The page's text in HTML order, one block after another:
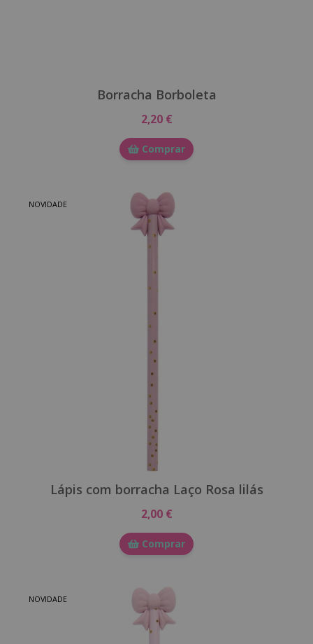
Borracha Borboleta
2,20 €
Comprar
NOVIDADE
Lápis com borracha Laço Rosa lilás
2,00 €
Comprar
NOVIDADE